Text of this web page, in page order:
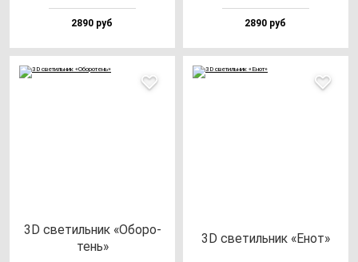
2890 руб 2890 руб
3D све­тиль­ник «Обо­ро­
тень»
3D све­тиль­ник «Енот»